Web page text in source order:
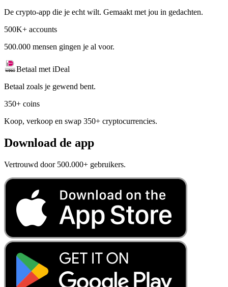
De crypto-app die je echt wilt. Gemaakt met jou in gedachten.
500K+ accounts
500.000 mensen gingen je al voor.
Betaal met iDeal
Betaal zoals je gewend bent.
350+ coins
Koop, verkoop en swap 350+ cryptocurrencies.
Download de app
Vertrouwd door 500.000+ gebruikers.